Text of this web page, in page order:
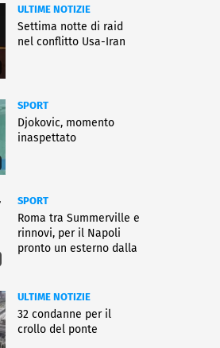
ULTIME NOTIZIE
Settima notte di raid
nel conflitto Usa-Iran
SPORT
Djokovic, momento
inaspettato
SPORT
Roma tra Summerville e
rinnovi, per il Napoli
pronto un esterno dalla
ULTIME NOTIZIE
32 condanne per il
crollo del ponte